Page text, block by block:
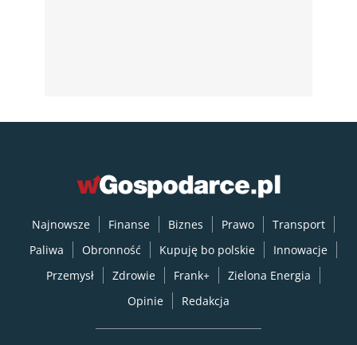
Najnowsze Finanse Biznes Prawo
Transport
Paliwa
Obronność Kupuję bo polskie
Innowacje
Przemysł
Zdrowie Frank+
Zielona Energia
Opinie
Redakcja